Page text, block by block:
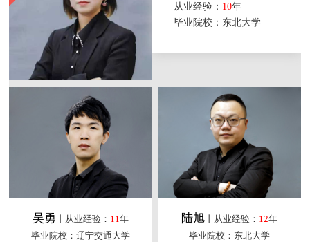
从业经验： 10年
毕业院校：东北大学
吴勇 丨从业经验： 11年
毕业院校：辽宁交通大学
陆旭丨从业经验： 12年
毕业院校：东北大学